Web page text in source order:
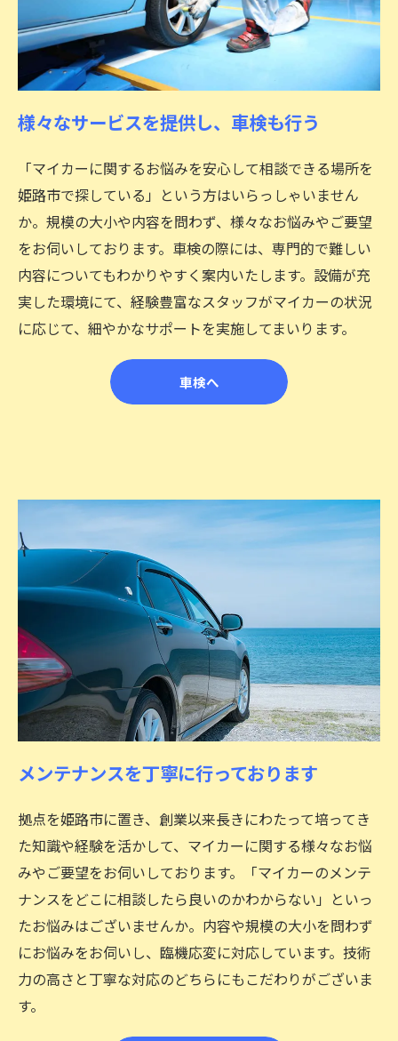
様々なサービスを提供し、車検も行う
「マイカーに関するお悩みを安心して相談できる場所を
姫路市で探している」という方はいらっしゃいません
か。規模の大小や内容を問わず、様々なお悩みやご要望
をお伺いしております。車検の際には、専門的で難しい
内容についてもわかりやすく案内いたします。設備が充
実した環境にて、経験豊富なスタッフがマイカーの状況
に応じて、細やかなサポートを実施してまいります。
車検へ
メンテナンスを丁寧に行っております
拠点を姫路市に置き、創業以来長きにわたって培ってき
た知識や経験を活かして、マイカーに関する様々なお悩
みやご要望をお伺いしております。「マイカーのメンテ
ナンスをどこに相談したら良いのかわからない」といっ
たお悩みはございませんか。内容や規模の大小を問わず
にお悩みをお伺いし、臨機応変に対応しています。技術
力の高さと丁寧な対応のどちらにもこだわりがございま
す。